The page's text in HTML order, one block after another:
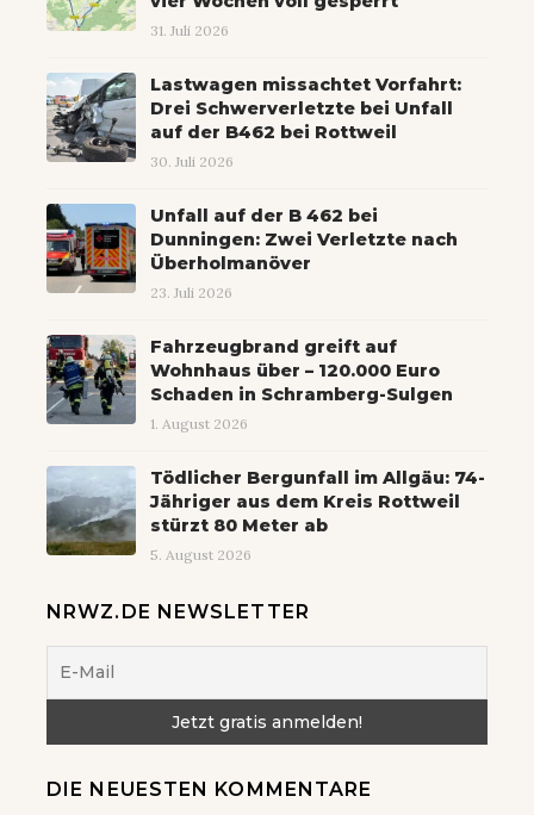
31. Juli 2026
Lastwagen missachtet Vorfahrt:
Drei Schwerverletzte bei Unfall
auf der B462 bei Rottweil
30. Juli 2026
Unfall auf der B 462 bei
Dunningen: Zwei Verletzte nach
Überholmanöver
23. Juli 2026
Fahrzeugbrand greift auf
Wohnhaus über – 120.000 Euro
Schaden in Schramberg-Sulgen
1. August 2026
Tödlicher Bergunfall im Allgäu: 74-
Jähriger aus dem Kreis Rottweil
stürzt 80 Meter ab
5. August 2026
NRWZ.DE NEWSLETTER
DIE NEUESTEN KOMMENTARE